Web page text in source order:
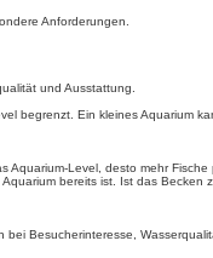
Anforderungen.
und Ausstattung.
begrenzt. Ein kleines Aquarium
Aquarium-Level, desto mehr
bereits ist. Ist das Becken
Besucherinteresse,